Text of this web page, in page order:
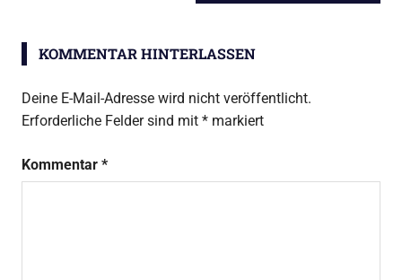
BEITRAG:
KOMMENTAR HINTERLASSEN
Deine E-Mail-Adresse wird nicht veröffentlicht.
Erforderliche Felder sind mit * markiert
Kommentar *